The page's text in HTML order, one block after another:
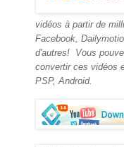
vidéos à partir de
Facebook,
d'autres! Vous
convertir ces vidéos
PSP, Android.